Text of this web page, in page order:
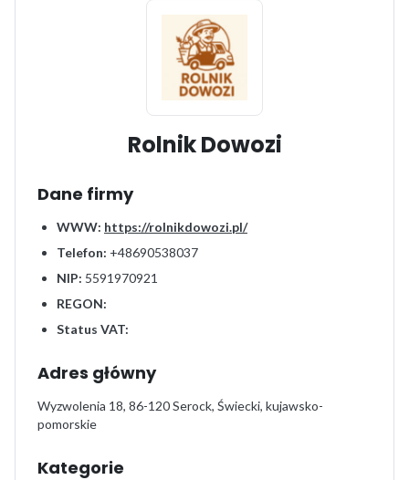
Rolnik Dowozi
Dane firmy
WWW: https://rolnikdowozi.pl/
Telefon: +48690538037
NIP: 5591970921
REGON:
Status VAT:
Adres główny
Wyzwolenia 18, 86-120 Serock, Świecki, kujawsko-
pomorskie
Kategorie